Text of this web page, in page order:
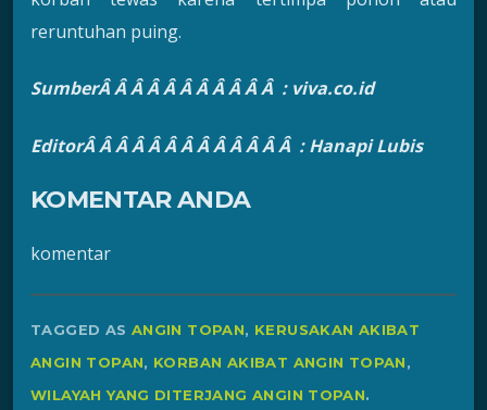
reruntuhan puing.
SumberÂ Â Â Â Â Â Â Â Â Â Â : viva.co.id
EditorÂ Â Â Â Â Â Â Â Â Â Â Â Â : Hanapi Lubis
KOMENTAR ANDA
komentar
TAGGED AS ANGIN TOPAN, KERUSAKAN AKIBAT
ANGIN TOPAN, KORBAN AKIBAT ANGIN TOPAN,
WILAYAH YANG DITERJANG ANGIN TOPAN.